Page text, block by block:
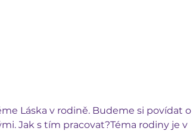
Láska v rodině. Budeme si povídat o
Jak s tím pracovat?Téma rodiny je v